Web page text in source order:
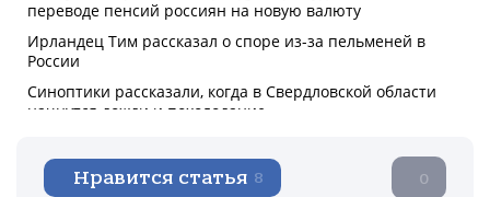
Нравится статья 8 0